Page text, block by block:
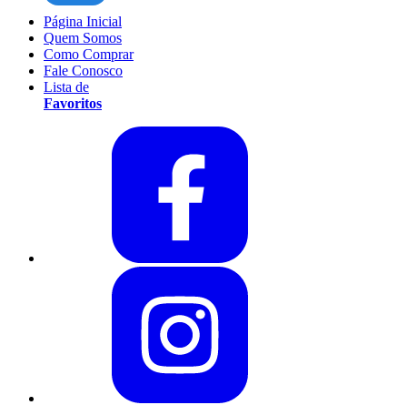
Página Inicial
Quem Somos
Como Comprar
Fale Conosco
Lista de
Favoritos